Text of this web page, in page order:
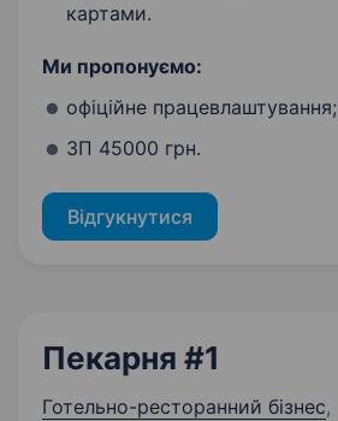
картами.
Ми пропонуємо:
офіційне працевлаштування;
ЗП 45000 грн.
Відгукнутися
Пекарня #1
Готельно-ресторанний бізнес,